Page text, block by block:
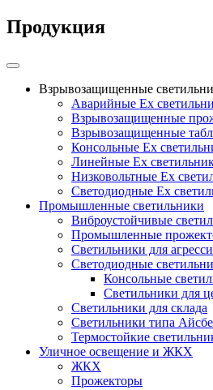
Продукция
Взрывозащищенные
Аварийные Ex
Взрывозащищенные
Взрывозащищенные
Консольные Ех
Линейные Ex
Низковольтные Ex
Светодиодные Ex
Промышленные светильники
Виброустойчивые
Промышленные
Светильники для
Светодиодные
Консольные
Светильники для
Светильники для склада
Светильники типа
Термостойкие
Уличное освещение и ЖКХ
ЖКХ
Прожекторы